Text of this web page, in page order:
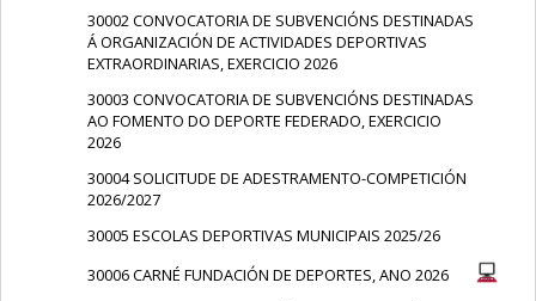
30002 CONVOCATORIA DE SUBVENCIÓNS DESTINADAS
Á ORGANIZACIÓN DE ACTIVIDADES DEPORTIVAS
EXTRAORDINARIAS, EXERCICIO 2026
30003 CONVOCATORIA DE SUBVENCIÓNS DESTINADAS
AO FOMENTO DO DEPORTE FEDERADO, EXERCICIO
2026
30004 SOLICITUDE DE ADESTRAMENTO-COMPETICIÓN
2026/2027
30005 ESCOLAS DEPORTIVAS MUNICIPAIS 2025/26
30006 CARNÉ FUNDACIÓN DE DEPORTES, ANO 2026